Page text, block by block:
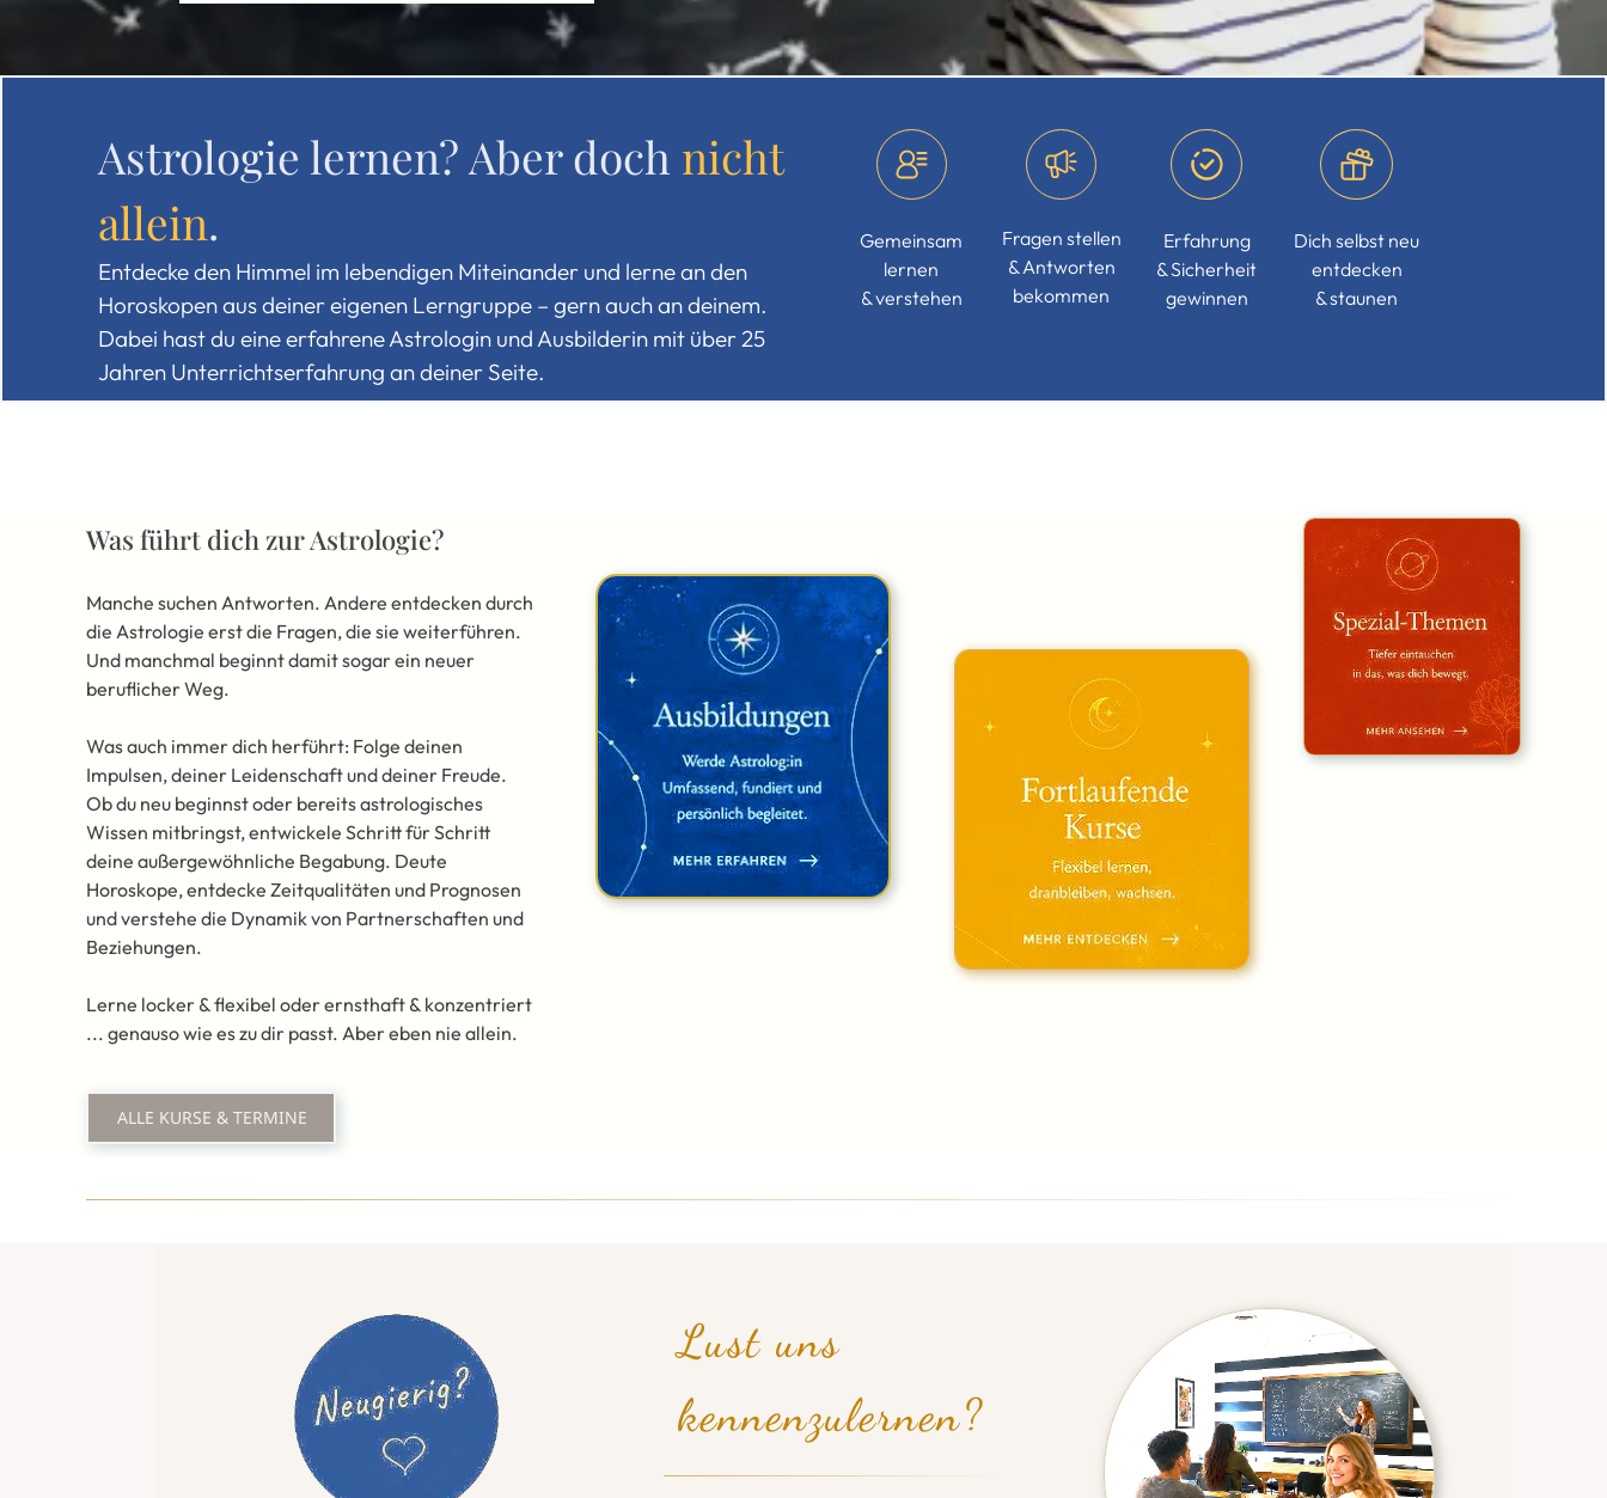
Astrologie lernen? Aber doch nicht
allein.
Entdecke den Himmel im lebendigen Miteinander und lerne an den
Horoskopen aus deiner eigenen Lerngruppe – gern auch an deinem.
Dabei hast du eine erfahrene Astrologin und Ausbilderin mit über 25
Jahren Unterrichtserfahrung an deiner Seite.
Gemeinsam
lernen
& verstehen
Fragen stellen
& Antworten
bekommen
Erfahrung
& Sicherheit
gewinnen
Dich selbst neu
entdecken
& staunen
Was führt dich zur Astrologie?
Manche suchen Antworten. Andere entdecken durch
die Astrologie erst die Fragen, die sie weiterführen.
Und manchmal beginnt damit sogar ein neuer
beruflicher Weg.
Was auch immer dich herführt: Folge deinen
Impulsen, deiner Leidenschaft und deiner Freude.
Ob du neu beginnst oder bereits astrologisches
Wissen mitbringst, entwickele Schritt für Schritt
deine außergewöhnliche Begabung. Deute
Horoskope, entdecke Zeitqualitäten und Prognosen
und verstehe die Dynamik von Partnerschaften und
Beziehungen.
Lerne locker & flexibel oder ernsthaft & konzentriert
... genauso wie es zu dir passt. Aber eben nie allein.
ALLE KURSE & TERMINE
Lust uns
kennenzulernen?